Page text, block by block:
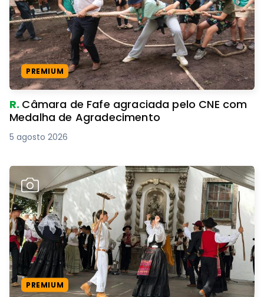
PREMIUM
R. Câmara de Fafe agraciada pelo CNE com
Medalha de Agradecimento
5 agosto 2026
PREMIUM